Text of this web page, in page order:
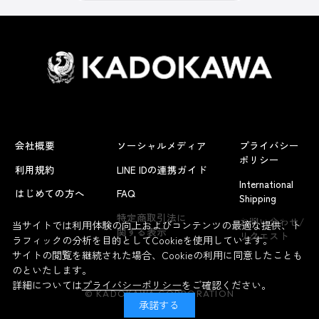
よくあるお問い合わせ
会社概要
利用規約
はじめての方へ
ソーシャルメディア
LINE IDの連携ガイド
FAQ
特定商取引法に
関する表示
プライバシー
ポリシー
International
Shipping
お問い合わせ/
リクエスト
© KADOKAWA CORPORATION
当サイトでは利用体験の向上およびコンテンツの最適な提供、ト
ラフィックの分析を目的としてCookieを使用しています。
サイトの閲覧を継続された場合、Cookieの利用に同意したことも
のといたします。
詳細についてはプライバシーポリシーをご確認ください。
承諾する